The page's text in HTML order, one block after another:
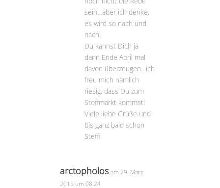
sein…aber ich denke,
es wird so nach und
nach.
Du kannst Dich ja
dann Ende April mal
davon überzeugen…ich
freu mich nämlich
riesig, dass Du zum
Stoffmarkt kommst!
Viele liebe Grüße und
bis ganz bald schon
Steffi
arctopholos am 29. März
2015 um 08:24